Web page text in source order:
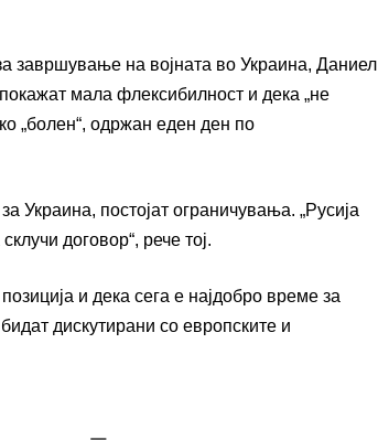
завршување на војната во Украина, Даниел
мала флексибилност и дека „не
„болен“, одржан еден ден по
постојат ограничувања. „Русија
договор“, рече тој.
и дека сега е најдобро време за
дискутирани со европските и